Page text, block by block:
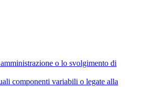
o lo svolgimento di
componenti variabili o legate alla